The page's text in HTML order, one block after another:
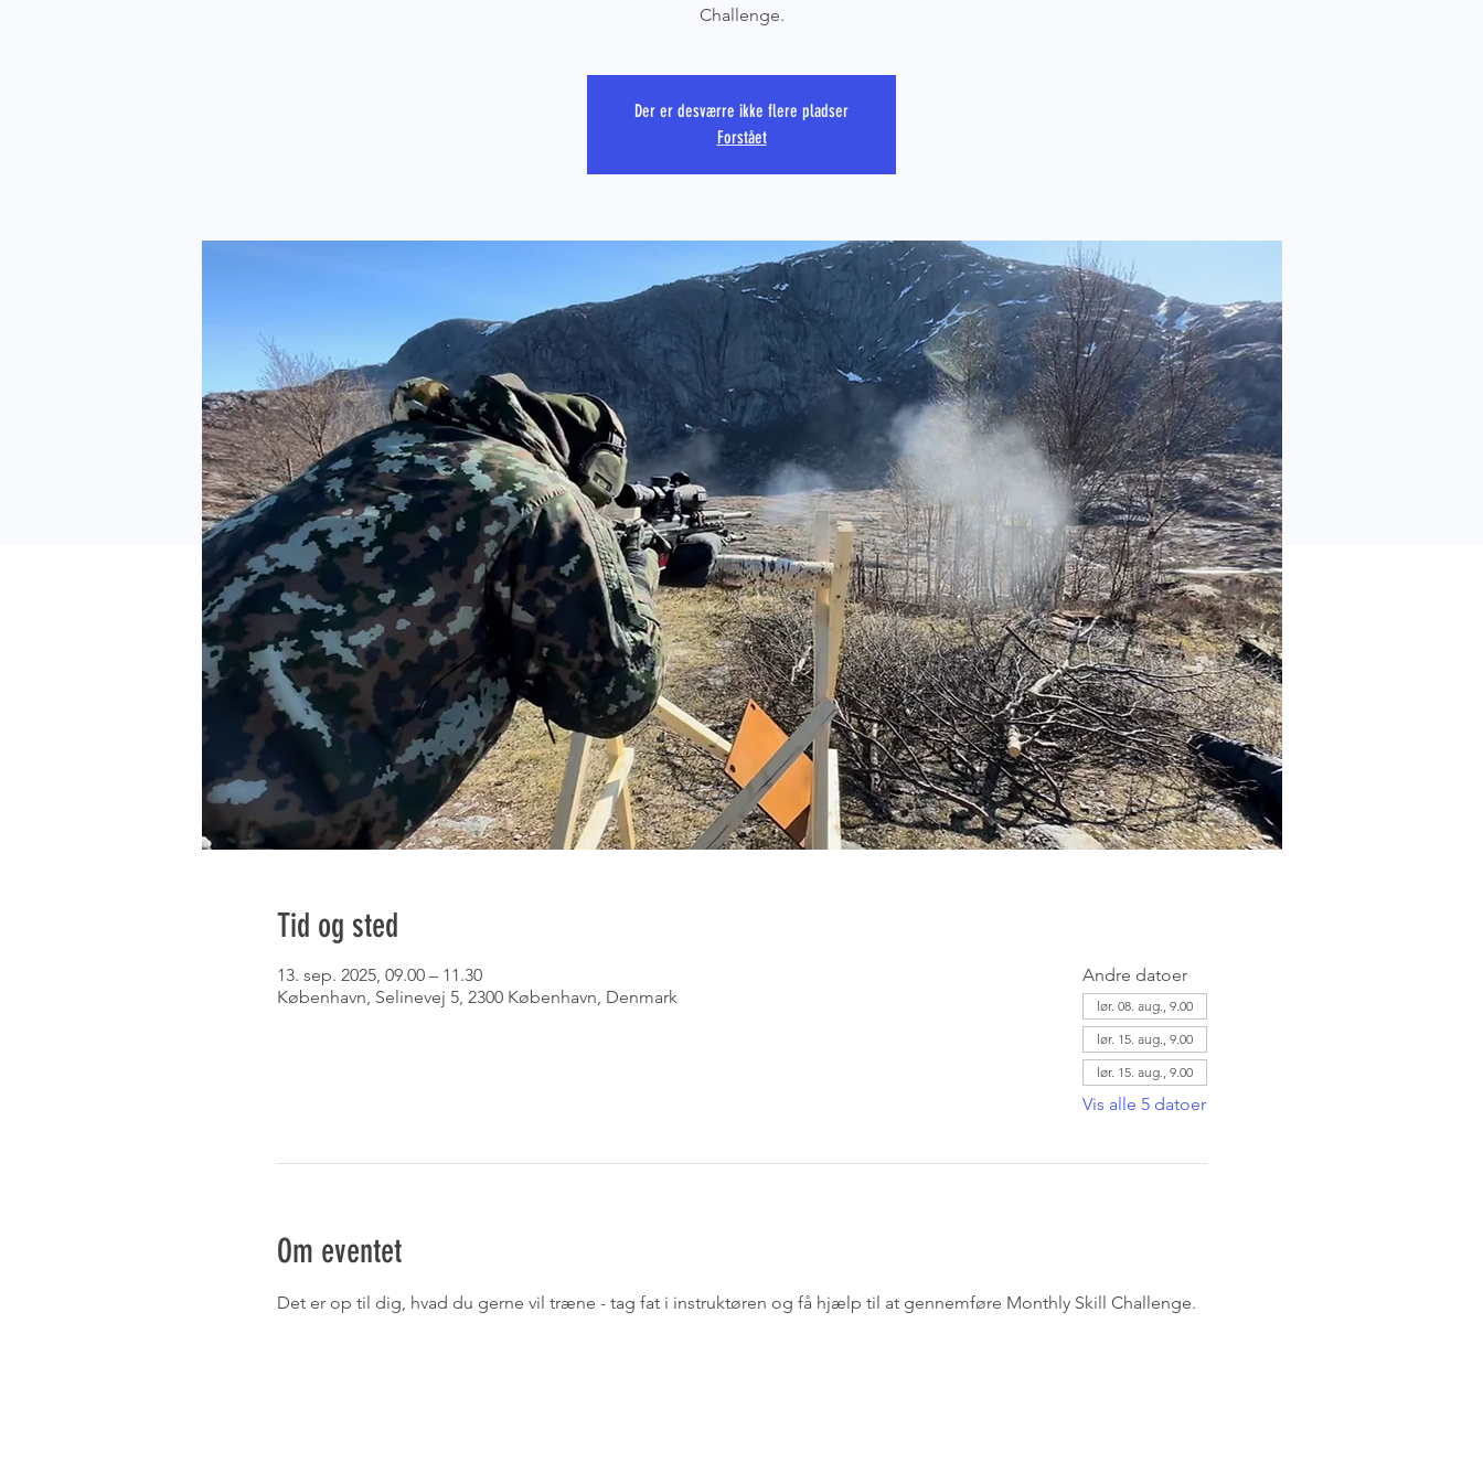
PRS COPENHAGEN
Challenge.
Der er desværre ikke flere pladser
Forstået
Tid og sted
13. sep. 2025, 09.00 – 11.30
København, Selinevej 5, 2300 København, Denmark
Andre datoer
lør. 08. aug., 9.00
lør. 15. aug., 9.00
lør. 15. aug., 9.00
Vis alle 5 datoer
Om eventet
Det er op til dig, hvad du gerne vil træne - tag fat i instruktøren og få hjælp til at gennemføre Monthly Skill Challenge.